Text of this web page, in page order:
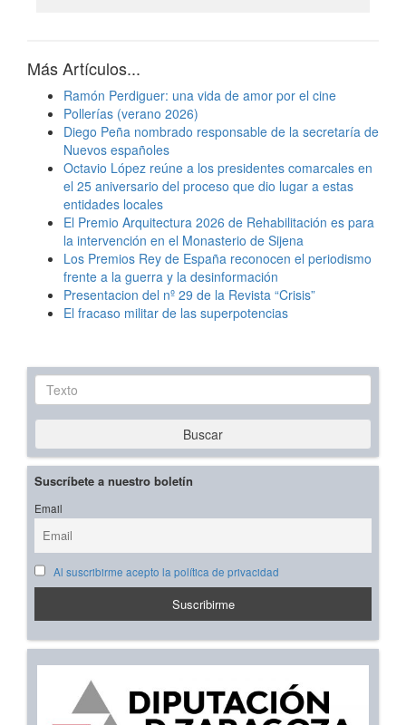
Más Artículos...
Ramón Perdiguer: una vida de amor por el cine
Pollerías (verano 2026)
Diego Peña nombrado responsable de la secretaría de
Nuevos españoles
Octavio López reúne a los presidentes comarcales en
el 25 aniversario del proceso que dio lugar a estas
entidades locales
El Premio Arquitectura 2026 de Rehabilitación es para
la intervención en el Monasterio de Sijena
Los Premios Rey de España reconocen el periodismo
frente a la guerra y la desinformación
Presentacion del nº 29 de la Revista “Crisis”
El fracaso militar de las superpotencias
Texto
Buscar
Suscríbete a nuestro boletín
Email
Al suscribirme acepto la política de privacidad